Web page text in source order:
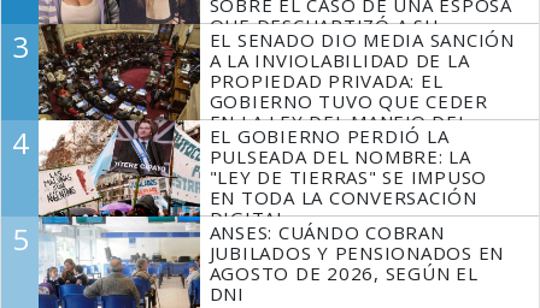
SOBRE EL CASO DE UNA ESPOSA
QUE DESCUARTIZÓ A SU
MARIDO
3
EL SENADO DIO MEDIA SANCIÓN
A LA INVIOLABILIDAD DE LA
PROPIEDAD PRIVADA: EL
GOBIERNO TUVO QUE CEDER
EN LA LEY DEL MANEJO DEL
FUEGO
4
EL GOBIERNO PERDIÓ LA
PULSEADA DEL NOMBRE: LA
"LEY DE TIERRAS" SE IMPUSO
EN TODA LA CONVERSACIÓN
DIGITAL
5
ANSES: CUÁNDO COBRAN
JUBILADOS Y PENSIONADOS EN
AGOSTO DE 2026, SEGÚN EL
DNI